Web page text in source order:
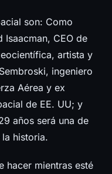
son: Como
Isaacman, CEO de
artista y
ingeniero
Aérea y ex
de EE. UU; y
años será una de
historia.
hacer mientras esté